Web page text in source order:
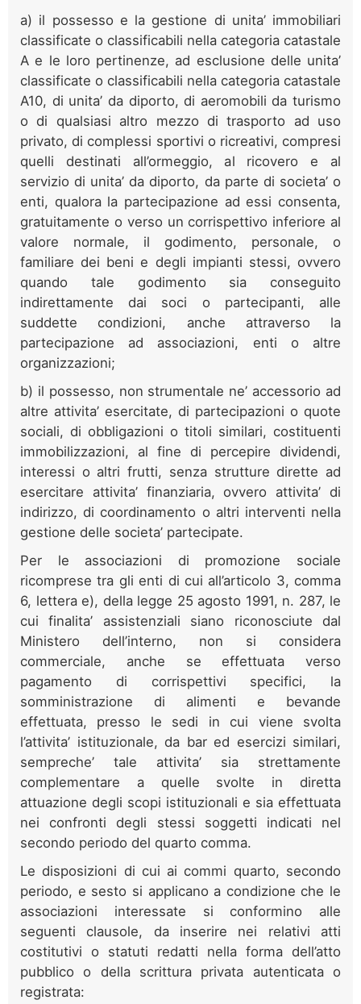
a) il possesso e la gestione di unita’ immobiliari
classificate o classificabili nella categoria catastale
A e le loro pertinenze, ad esclusione delle unita’
classificate o classificabili nella categoria catastale
A10, di unita’ da diporto, di aeromobili da turismo
o di qualsiasi altro mezzo di trasporto ad uso
privato, di complessi sportivi o ricreativi, compresi
quelli destinati all’ormeggio, al ricovero e al
servizio di unita’ da diporto, da parte di societa’ o
enti, qualora la partecipazione ad essi consenta,
gratuitamente o verso un corrispettivo inferiore al
valore normale, il godimento, personale, o
familiare dei beni e degli impianti stessi, ovvero
quando tale godimento sia conseguito
indirettamente dai soci o partecipanti, alle
suddette condizioni, anche attraverso la
partecipazione ad associazioni, enti o altre
organizzazioni;
b) il possesso, non strumentale ne’ accessorio ad
altre attivita’ esercitate, di partecipazioni o quote
sociali, di obbligazioni o titoli similari, costituenti
immobilizzazioni, al fine di percepire dividendi,
interessi o altri frutti, senza strutture dirette ad
esercitare attivita’ finanziaria, ovvero attivita’ di
indirizzo, di coordinamento o altri interventi nella
gestione delle societa’ partecipate.
Per le associazioni di promozione sociale
ricomprese tra gli enti di cui all’articolo 3, comma
6, lettera e), della legge 25 agosto 1991, n. 287, le
cui finalita’ assistenziali siano riconosciute dal
Ministero dell’interno, non si considera
commerciale, anche se effettuata verso
pagamento di corrispettivi specifici, la
somministrazione di alimenti e bevande
effettuata, presso le sedi in cui viene svolta
l’attivita’ istituzionale, da bar ed esercizi similari,
sempreche’ tale attivita’ sia strettamente
complementare a quelle svolte in diretta
attuazione degli scopi istituzionali e sia effettuata
nei confronti degli stessi soggetti indicati nel
secondo periodo del quarto comma.
Le disposizioni di cui ai commi quarto, secondo
periodo, e sesto si applicano a condizione che le
associazioni interessate si conformino alle
seguenti clausole, da inserire nei relativi atti
costitutivi o statuti redatti nella forma dell’atto
pubblico o della scrittura privata autenticata o
registrata: